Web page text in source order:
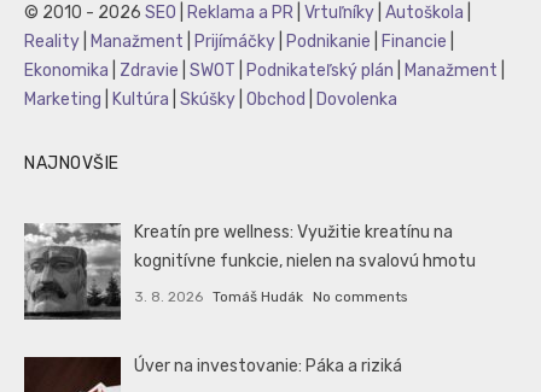
© 2010 - 2026 SEO Reklama a PR Vrtuľníky Autoškola
Reality
Manažment Prijímáčky Podnikanie Financie
Ekonomika
Zdravie SWOT Podnikateľský plán Manažment
Marketing
Kultúra Skúšky Obchod Dovolenka
NAJNOVŠIE
Kreatín pre wellness: Využitie kreatínu na
kognitívne funkcie, nielen na svalovú hmotu
3. 8. 2026 Tomáš Hudák No comments
Úver na investovanie: Páka a riziká